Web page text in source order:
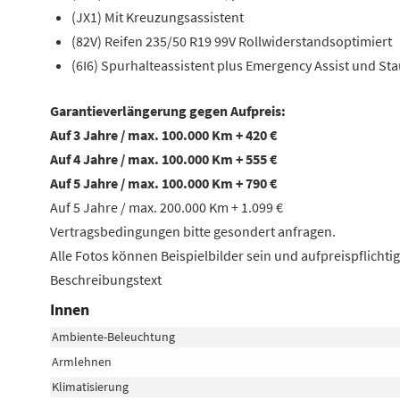
(JX1) Mit Kreuzungsassistent
(82V) Reifen 235/50 R19 99V Rollwiderstandsoptimiert
(6I6) Spurhalteassistent plus Emergency Assist und
Garantieverlängerung gegen Aufpreis:
Auf 3 Jahre / max. 100.000 Km + 420 €
Auf 4 Jahre / max. 100.000 Km + 555 €
Auf 5 Jahre / max. 100.000 Km + 790 €
Auf 5 Jahre / max. 200.000 Km + 1.099 €
Vertragsbedingungen bitte gesondert anfragen.
Alle Fotos können Beispielbilder sein und
Beschreibungstext
Innen
Ambiente-Beleuchtung
Armlehnen
Klimatisierung